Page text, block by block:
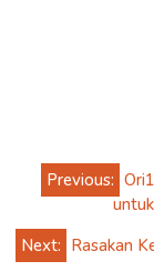
Post
navigation
Previous:
Next: Rasakan